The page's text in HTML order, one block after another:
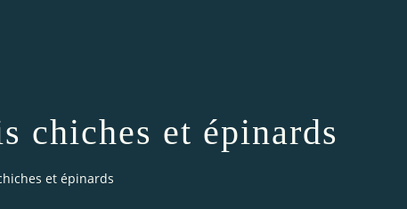
chiches et épinards
et épinards